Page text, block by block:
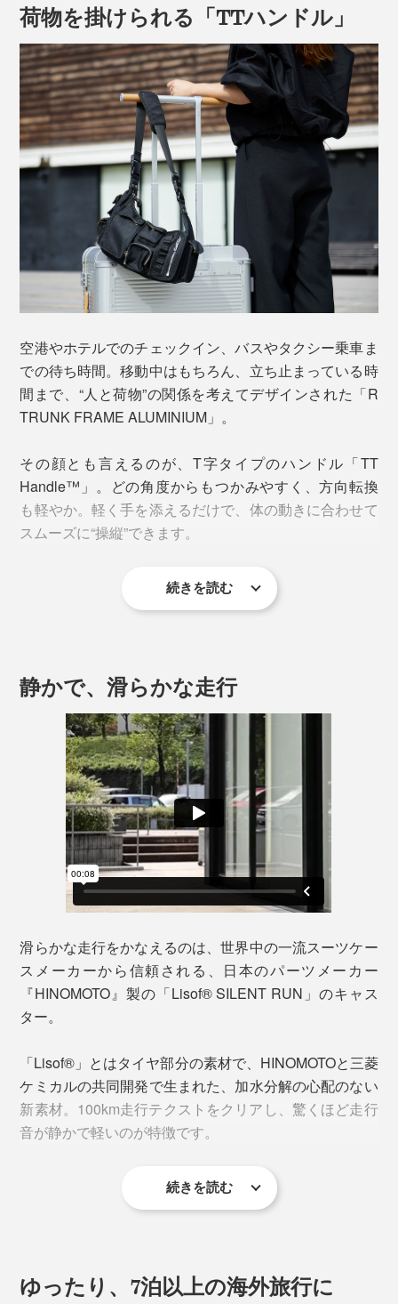
「電源」ボタン→「UNIT」ボタンを押下し、黒のハン
ドルを持ち上げると重量が表示されます。
海外旅行で気になるのが、スーツケースの重量オーバー
問題ですが、これさえあれば、専用の計測機は必要な
し。どこでもすぐに確認できるから、空港で慌てること
もありません。
※「R TRUNK FRAME 37Lサイズ」「R TRUNK ALUMINIUM 50Lサイズ」には、
スケール機能は付いていません。
※実際の重量との誤差はあります。
荷物を掛けられる「TTハンドル」
空港やホテルでのチェックイン、バスやタクシー乗車ま
での待ち時間。移動中はもちろん、立ち止まっている時
間まで、“人と荷物”の関係を考えてデザインされた「R
TRUNK FRAME ALUMINIUM」。
その顔とも言えるのが、T字タイプのハンドル「TT
Handle™」。どの角度からもつかみやすく、方向転換
も軽やか。軽く手を添えるだけで、体の動きに合わせて
スムーズに“操縦”できます。
チェックインカウンターでの手続き、立ち止まってチケ
手荷物をちょい置きしたい時は、ハンドルが「ハンガー
ラック」に早変わり！
土産物のショッパーや傘、バックパック、機内で羽織る
続きを読む
静かで、滑らかな走行
滑らかな走行をかなえるのは、世界中の一流スーツケー
スメーカーから信頼される、日本のパーツメーカー
『HINOMOTO』製の「Lisof® SILENT RUN」のキャス
ター。
「Lisof®」とはタイヤ部分の素材で、HINOMOTOと三菱
ケミカルの共同開発で生まれた、加水分解の心配のない
新素材。100km走行テクストをクリアし、驚くほど走行
音が静かで軽いのが特徴です。
続きを読む
ゆったり、7泊以上の海外旅行に